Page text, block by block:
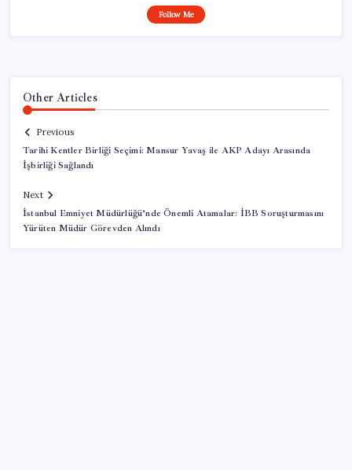
Follow Me
Other Articles
Previous
Tarihi Kentler Birliği Seçimi: Mansur Yavaş ile AKP Adayı Arasında
İşbirliği Sağlandı
Next
İstanbul Emniyet Müdürlüğü’nde Önemli Atamalar: İBB Soruşturmasını
Yürüten Müdür Görevden Alındı